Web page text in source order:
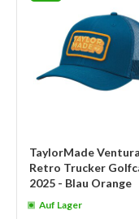
TaylorMade Ventura
Retro Trucker
2025 - Blau Orange
Auf Lager